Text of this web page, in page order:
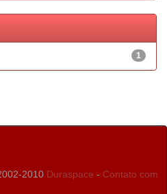
1
2010 Duraspace - Contato com